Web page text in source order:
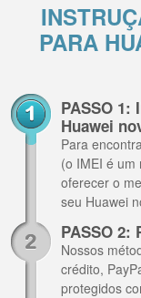
PARA
PASSO 1:
Huawei
Para
(o IMEI é um
oferecer o
seu Huawei
PASSO 2:
Nossos
crédito,
protegidos